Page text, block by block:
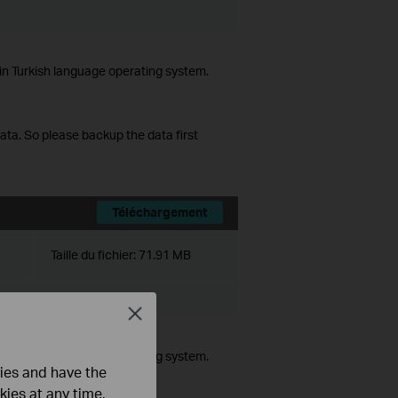
Turkish language operating system.
So please backup the data first
Téléchargement
Taille du fichier: 71.91 MB
Turkish language operating system.
and have the
at any time.
Close